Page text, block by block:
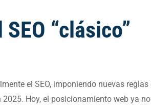
“clásico”
el SEO, imponiendo nuevas reglas
Hoy, el posicionamiento web ya no